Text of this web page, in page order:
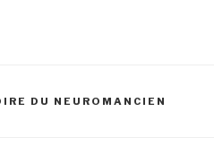
DU NEUROMANCIEN